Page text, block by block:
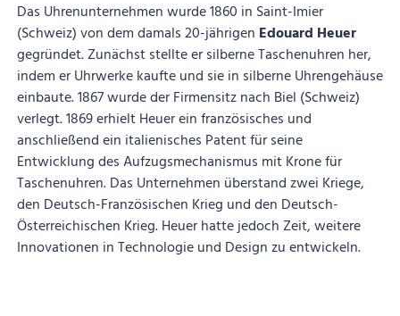
Das Uhrenunternehmen wurde 1860 in Saint-Imier
(Schweiz) von dem damals 20-jährigen Edouard Heuer
gegründet. Zunächst stellte er silberne Taschenuhren her,
indem er Uhrwerke kaufte und sie in silberne Uhrengehäuse
einbaute. 1867 wurde der Firmensitz nach Biel (Schweiz)
verlegt. 1869 erhielt Heuer ein französisches und
anschließend ein italienisches Patent für seine
Entwicklung des Aufzugsmechanismus mit Krone für
Taschenuhren. Das Unternehmen überstand zwei Kriege,
den Deutsch-Französischen Krieg und den Deutsch-
Österreichischen Krieg. Heuer hatte jedoch Zeit, weitere
Innovationen in Technologie und Design zu entwickeln.